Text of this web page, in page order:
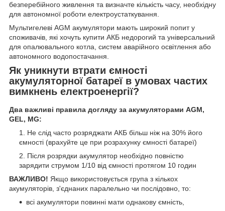
безперебійного живлення та визначте кількість часу, необхідну
для автономної роботи електроустаткування.
Мультигелеві AGM акумулятори мають широкий попит у
споживачів, які хочуть купити АКБ недорогий та універсальний
для опалювального котла, систем аварійного освітлення або
автономного водопостачання.
Як уникнути втрати ємності
акумуляторної батареї в умовах частих
вимкнень електроенергії?
Два важливі правила догляду за акумуляторами AGM,
GEL, MG:
Не слід часто розряджати АКБ більш ніж на 30% його
ємності (врахуйте це при розрахунку ємності батареї)
Після розрядки акумулятор необхідно повністю
зарядити струмом 1/10 від ємності протягом 10 годин
ВАЖЛИВО! Якщо використовується група з кількох
акумуляторів, з'єднаних паралельно чи послідовно, то:
всі акумулятори повинні мати однакову ємність,